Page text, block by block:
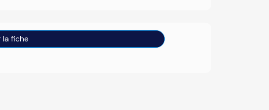
la fiche